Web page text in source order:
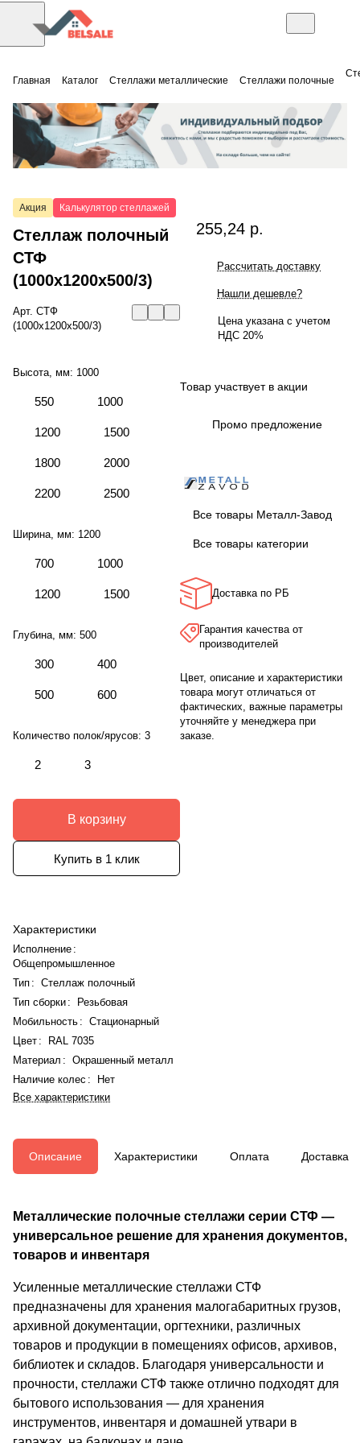
Главная Каталог Стеллажи металлические Стеллажи полочные
Акция Калькулятор стеллажей
Стеллаж полочный
СТФ
(1000x1200x500/3)
Арт. СТФ
(1000x1200x500/3)
Высота, мм: 1000
550 1000
1200 1500
1800 2000
2200 2500
Ширина, мм: 1200
700 1000
1200 1500
Глубина, мм: 500
300 400
500 600
Количество полок/ярусов: 3
2 3
В корзину
Купить в 1 клик
Характеристики
Исполнение :
Общепромышленное
Тип : Стеллаж полочный
Тип сборки:
Резьбовая
Мобильность : Стационарный
Цвет :
RAL 7035
Материал : Окрашенный металл
Наличие колес :
Нет
Все характеристики
255,24 р.
Рассчитать доставку
Нашли дешевле?
Цена указана с учетом
НДС 20%
Товар участвует в акции
Промо предложение
Все товары Металл-Завод
Все товары категории
Доставка по РБ
Гарантия качества от
производителей
Цвет, описание и характеристики
товара могут отличаться от
фактических, важные параметры
уточняйте у менеджера при
заказе.
Описание Характеристики Оплата Доставка
Металлические полочные стеллажи серии СТФ —
универсальное решение для хранения документов,
товаров и инвентаря
Усиленные металлические стеллажи СТФ
предназначены для хранения малогабаритных грузов,
архивной документации, оргтехники, различных
товаров и продукции в помещениях офисов, архивов,
библиотек и складов. Благодаря универсальности и
прочности, стеллажи СТФ также отлично подходят для
бытового использования — для хранения
инструментов, инвентаря и домашней утвари в